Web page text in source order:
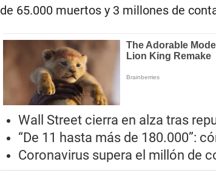
de 65.000 muertos y 3 millones de
Wall Street cierra en alza tras
“De 11 hasta más de 180.000”:
Coronavirus supera el millón de